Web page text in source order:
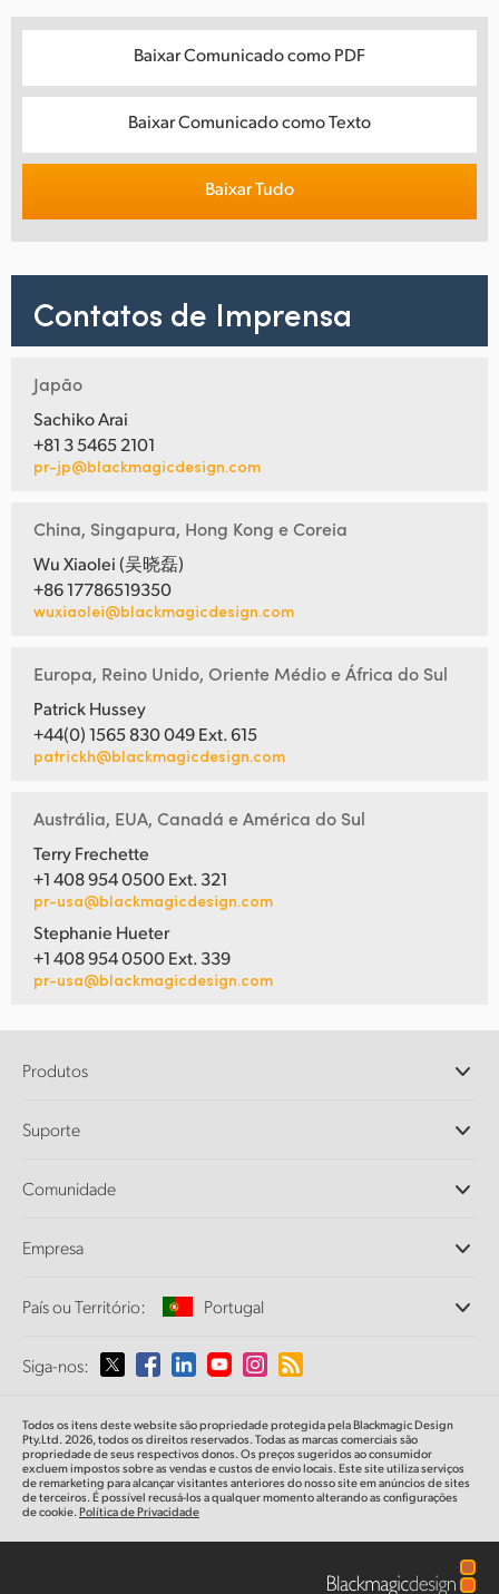
Baixar Comunicado como PDF
Baixar Comunicado como Texto
Baixar Tudo
Contatos de Imprensa
Japão
Sachiko Arai
+81 3 5465 2101
pr-jp@blackmagicdesign.com
China, Singapura, Hong Kong e Coreia
Wu Xiaolei (吴晓磊)
+86 17786519350
wuxiaolei@blackmagicdesign.com
Europa, Reino Unido, Oriente Médio e África do Sul
Patrick Hussey
+44(0) 1565 830 049 Ext. 615
patrickh@blackmagicdesign.com
Austrália, EUA, Canadá e América do Sul
Terry Frechette
+1 408 954 0500 Ext. 321
pr-usa@blackmagicdesign.com
Stephanie Hueter
+1 408 954 0500 Ext. 339
pr-usa@blackmagicdesign.com
Produtos
DaVinci Resolve e Fusion
Ultimatte
Captura e Reprodução
Conversão de Padrões
Monitoramento
Armazenamento em Rede
Roteamento e Distribuição
Streaming e Codificação
Suporte
Central de Suporte Técnico
Comunidade
Empresa
Sobre a Blackmagic Design
Imprensa
País ou Território: Portugal
Selecione seu país ou território
Australia
Austria
Siga-nos:
Todos os itens deste website são propriedade protegida pela Blackmagic Design
Pty.Ltd. 2026, todos os direitos reservados. Todas as marcas comerciais são
propriedade de seus respectivos donos. Os preços sugeridos ao consumidor
excluem impostos sobre as vendas e custos de envio locais. Este site utiliza serviços
de remarketing para alcançar visitantes anteriores do nosso site em anúncios de sites
de terceiros. É possível recusá-los a qualquer momento alterando as configurações
de cookie.Política de Privacidade